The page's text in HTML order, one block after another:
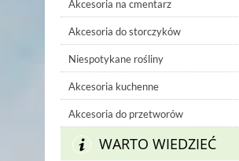
Akcesoria na cmentarz
Akcesoria do storczyków
Niespotykane rośliny
Akcesoria kuchenne
Akcesoria do przetworów
WARTO WIEDZIEĆ